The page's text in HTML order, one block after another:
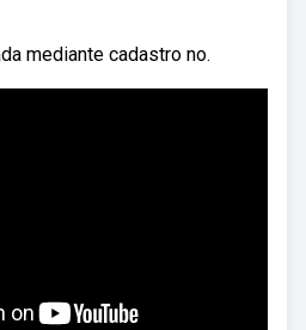
mediante cadastro no.